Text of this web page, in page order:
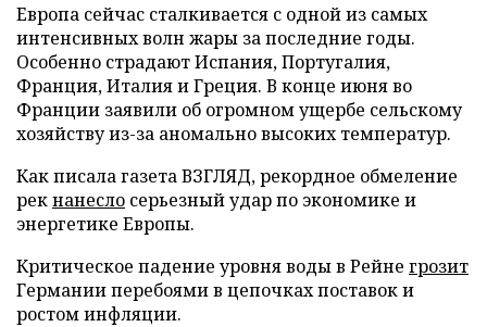
Европа сейчас сталкивается с одной из самых
интенсивных волн жары за последние годы.
Особенно страдают Испания, Португалия,
Франция, Италия и Греция. В конце июня во
Франции заявили об огромном ущербе сельскому
хозяйству из-за аномально высоких температур.
Как писала газета ВЗГЛЯД, рекордное обмеление
рекнанесло серьезный удар по экономике и
энергетике Европы.
Критическое падение уровня воды в Рейне грозит
Германии перебоями в цепочках поставок и
ростом инфляции.